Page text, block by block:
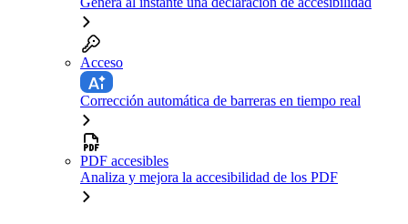
Acceso
Corrección automática de barreras en tiempo real
PDF accesibles
Analiza y mejora la accesibilidad de los PDF